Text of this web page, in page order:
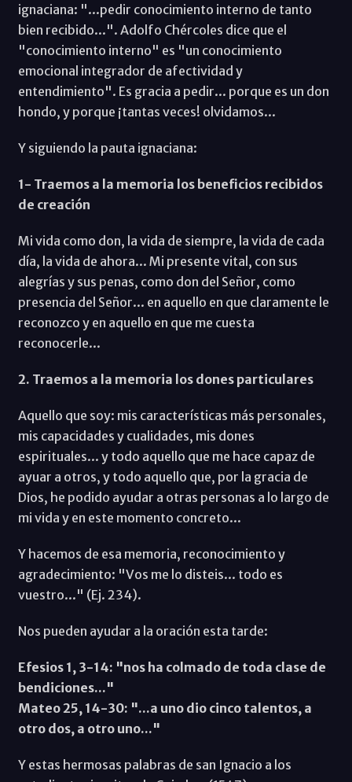
ignaciana: "...pedir conocimiento interno de tanto
bien recibido...". Adolfo Chércoles dice que el
"conocimiento interno" es "un conocimiento
emocional integrador de afectividad y
entendimiento". Es gracia a pedir... porque es un don
hondo, y porque ¡tantas veces! olvidamos...
Y siguiendo la pauta ignaciana:
1- Traemos a la memoria los beneficios recibidos
de creación
Mi vida como don, la vida de siempre, la vida de cada
día, la vida de ahora... Mi presente vital, con sus
alegrías y sus penas, como don del Señor, como
presencia del Señor... en aquello en que claramente le
reconozco y en aquello en que me cuesta
reconocerle...
2. Traemos a la memoria los dones particulares
Aquello que soy: mis características más personales,
mis capacidades y cualidades, mis dones
espirituales... y todo aquello que me hace capaz de
ayuar a otros, y todo aquello que, por la gracia de
Dios, he podido ayudar a otras personas a lo largo de
mi vida y en este momento concreto...
Y hacemos de esa memoria, reconocimiento y
agradecimiento: "Vos me lo disteis... todo es
vuestro..." (Ej. 234).
Nos pueden ayudar a la oración esta tarde:
Efesios 1, 3-14: "nos ha colmado de toda clase de
bendiciones..."
Mateo 25, 14-30: "...a uno dio cinco talentos, a
otro dos, a otro uno..."
Y estas hermosas palabras de san Ignacio a los